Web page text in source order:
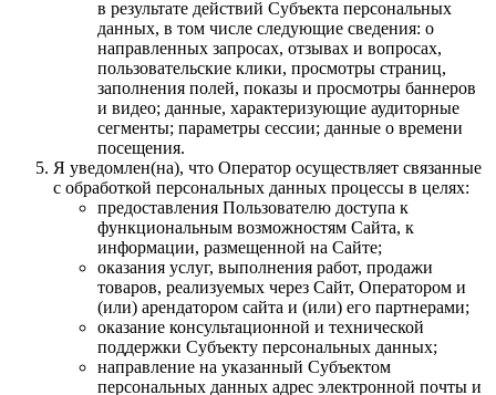
в результате действий Субъекта персональных
данных, в том числе следующие сведения: о
направленных запросах, отзывах и вопросах,
пользовательские клики, просмотры страниц,
заполнения полей, показы и просмотры баннеров
и видео; данные, характеризующие аудиторные
сегменты; параметры сессии; данные о времени
посещения.
Я уведомлен(на), что Оператор осуществляет связанные
с обработкой персональных данных процессы в целях:
предоставления Пользователю доступа к
функциональным возможностям Сайта, к
информации, размещенной на Сайте;
оказания услуг, выполнения работ, продажи
товаров, реализуемых через Сайт, Оператором и
(или) арендатором сайта и (или) его партнерами;
оказание консультационной и технической
поддержки Субъекту персональных данных;
направление на указанный Субъектом
персональных данных адрес электронной почты и